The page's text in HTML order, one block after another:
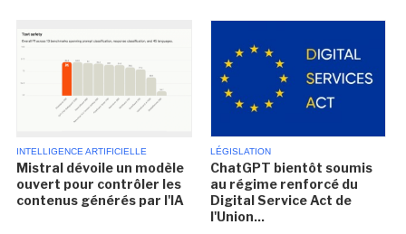
INTELLIGENCE ARTIFICIELLE
Mistral dévoile un modèle
ouvert pour contrôler les
contenus générés par l'IA
LÉGISLATION
ChatGPT bientôt soumis
au régime renforcé du
Digital Service Act de
l'Union...